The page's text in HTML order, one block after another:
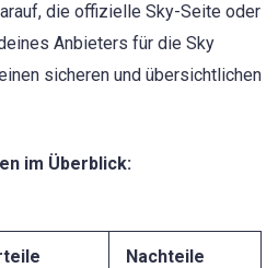
die offizielle Sky-Seite oder
Anbieters für die Sky
sicheren und übersichtlichen
im Überblick:
Nachteile